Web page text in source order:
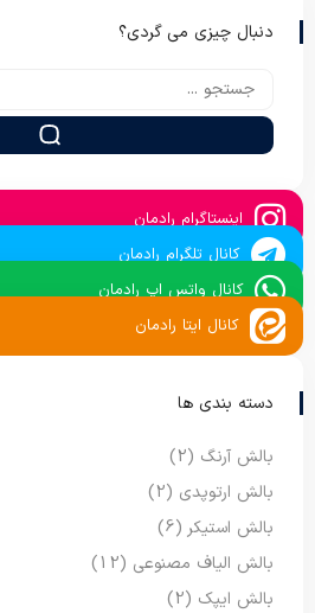
دنبال چیزی می گردی؟
اینستاگرام رادمان
کانال تلگرام رادمان
کانال واتس اپ رادمان
کانال ایتا رادمان
دسته بندی ها
بالش آرنگ (2)
بالش ارتوپدی (2)
بالش استیکر (6)
بالش الیاف مصنوعی (12)
بالش ایپک (2)